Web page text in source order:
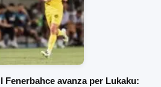
Fenerbahce avanza per Lukaku: